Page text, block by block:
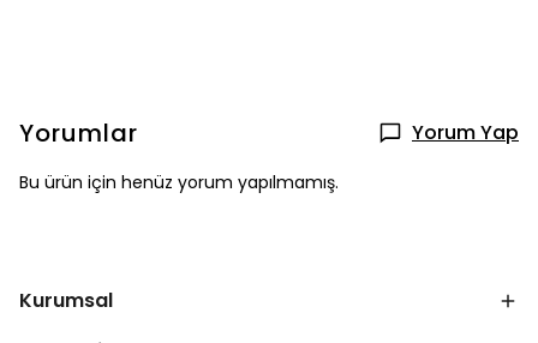
Yorumlar Yorum Yap
Bu ürün için henüz yorum yapılmamış.
Kurumsal